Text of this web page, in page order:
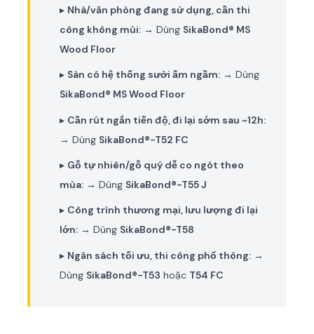
▸ Nhà/văn phòng đang sử dụng, cần thi
công không mùi: → Dùng SikaBond® MS
Wood Floor
▸ Sàn có hệ thống sưởi ấm ngầm: → Dùng
SikaBond® MS Wood Floor
▸ Cần rút ngắn tiến độ, đi lại sớm sau ~12h:
→ Dùng SikaBond®-T52 FC
▸ Gỗ tự nhiên/gỗ quý dễ co ngót theo
mùa: → Dùng SikaBond®-T55 J
▸ Công trình thương mại, lưu lượng đi lại
lớn: → Dùng SikaBond®-T58
▸ Ngân sách tối ưu, thi công phổ thông: →
Dùng SikaBond®-T53 hoặc T54 FC